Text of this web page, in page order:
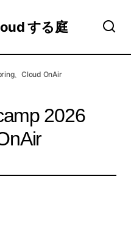
する庭
、Cloud OnAir
2026